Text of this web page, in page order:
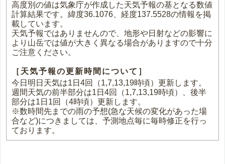
高度別の値は気象庁が作成した天気予報の基となる数値
計算結果です。緯度36.1076、経度137.5528の情報を掲
載しています。
天気予報ではありませんので、地形や日射などの影響に
より山岳では値が大きく異なる場合がありますので十分
ご注意ください。
［天気予報の更新時間について］
今日明日天気は1日4回（1,7,13,19時頃）更新します。
週間天気の前半部分は1日4回（1,7,13,19時頃）、後半
部分は1日1回（4時頃）更新します。
※数時間先までの雨の予想(急な天候の変化があった場
合など)につきましては、予測地点毎に毎時修正を行っ
ております。